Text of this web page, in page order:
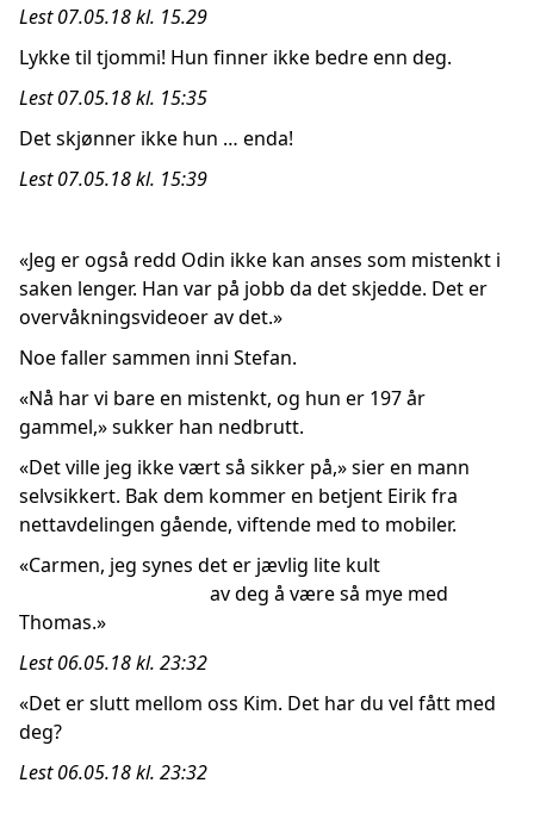
Lest 07.05.18 kl. 15.29
Lykke til tjommi! Hun finner ikke bedre enn deg.
Lest 07.05.18 kl. 15:35
Det skjønner ikke hun … enda!
Lest 07.05.18 kl. 15:39
«Jeg er også redd Odin ikke kan anses som mistenkt i
saken lenger. Han var på jobb da det skjedde. Det er
overvåkningsvideoer av det.»
Noe faller sammen inni Stefan.
«Nå har vi bare en mistenkt, og hun er 197 år
gammel,» sukker han nedbrutt.
«Det ville jeg ikke vært så sikker på,» sier en mann
selvsikkert. Bak dem kommer en betjent Eirik fra
nettavdelingen gående, viftende med to mobiler.
«Carmen, jeg synes det er jævlig lite kult
av deg å være så mye med
Thomas.»
Lest 06.05.18 kl. 23:32
«Det er slutt mellom oss Kim. Det har du vel fått med
deg?
Lest 06.05.18 kl. 23:32